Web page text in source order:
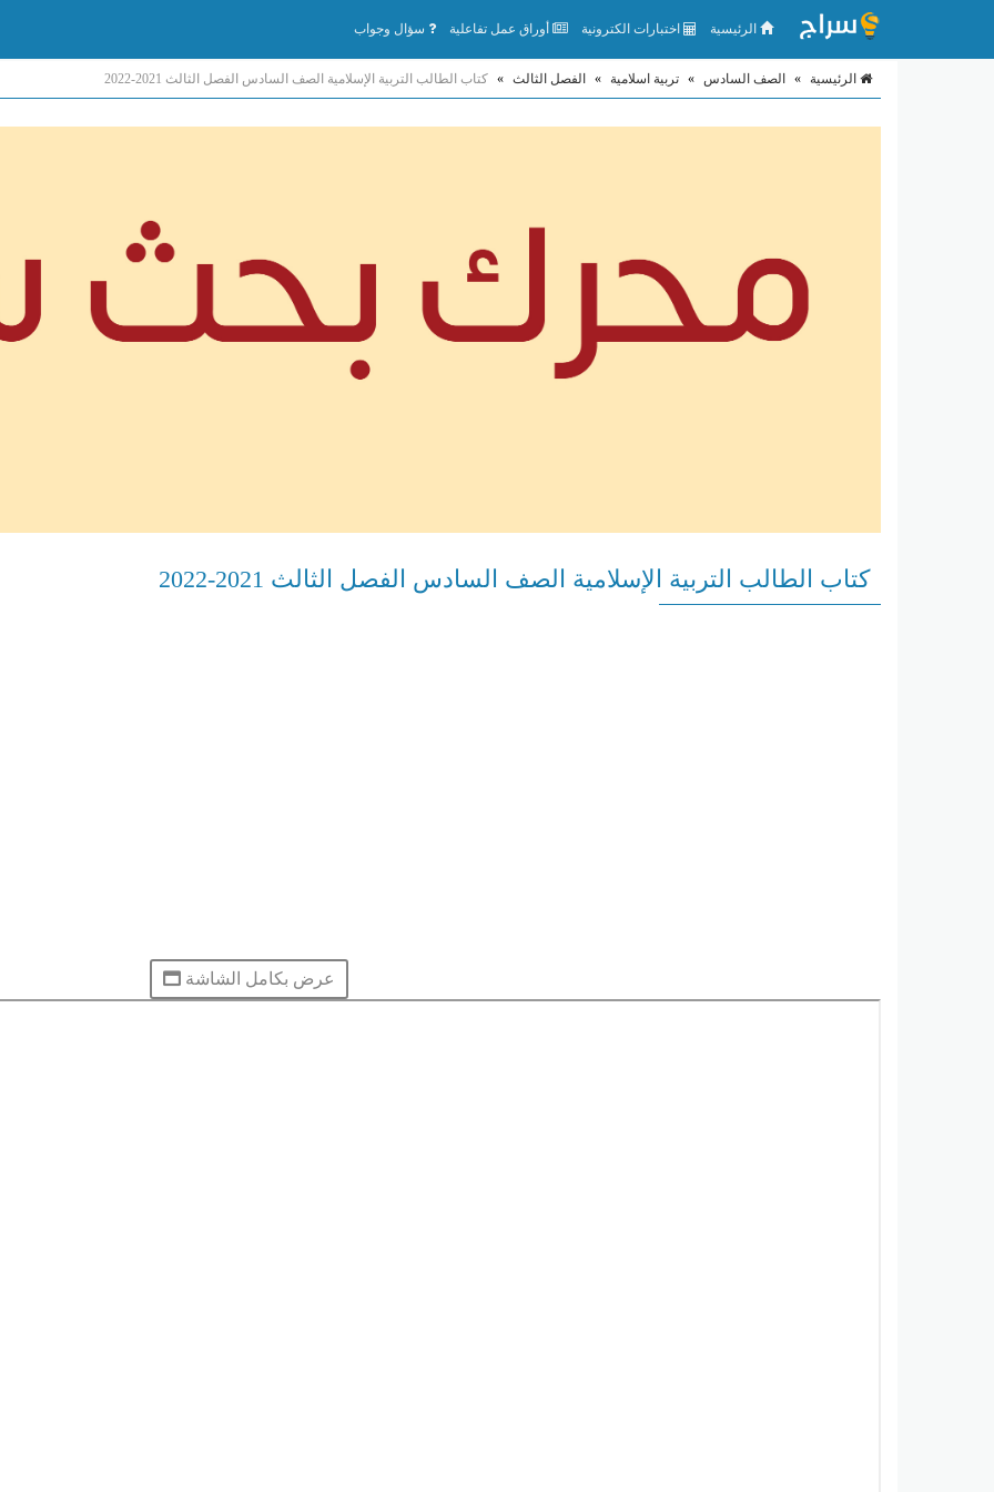
الرئيسية اختبارات الكترونية أوراق عمل تفاعلية سؤال وجواب
الرئيسية » الصف السادس » تربية اسلامية » الفصل الثالث » كتاب الطالب التربية الإسلامية الصف السادس الفصل الثالث 2021-2022
كتاب الطالب التربية الإسلامية الصف السادس الفصل الثالث 2021-2022
عرض بكامل الشاشة